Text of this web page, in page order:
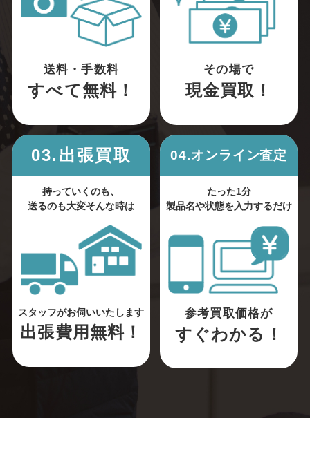
送料・手数料
すべて無料！
その場で
現金買取！
03.出張買取
持っていくのも、
送るのも大変そんな時は
スタッフがお伺いいたします
出張費用無料！
04.オンライン査定
たった1分
製品名や状態を入力するだけ
参考買取価格が
すぐわかる！